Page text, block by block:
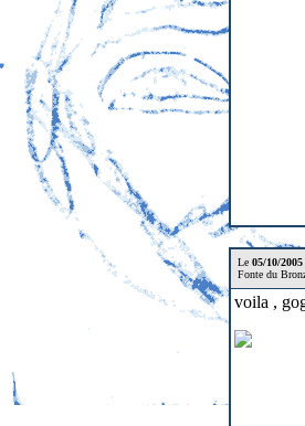
Le 05/10/2005
Fonte du
voila ,